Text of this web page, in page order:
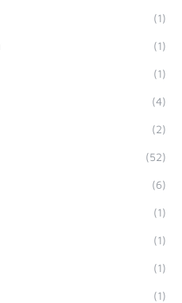
(1)
(1)
(1)
(4)
(2)
(52)
(6)
(1)
(1)
(1)
(1)